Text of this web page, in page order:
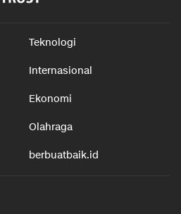
Teknologi
Internasional
Ekonomi
Olahraga
berbuatbaik.id